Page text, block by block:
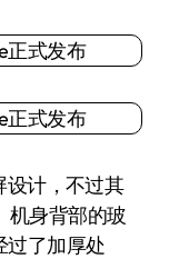
计，不过其
机身背部的玻
过了加厚处